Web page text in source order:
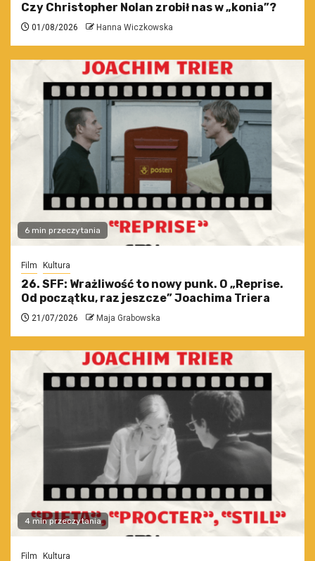
Czy Christopher Nolan zrobił nas w „konia”?
01/08/2026 Hanna Wiczkowska
6 min przeczytania
Film Kultura
26. SFF: Wrażliwość to nowy punk. O „Reprise.
Od początku, raz jeszcze” Joachima Triera
21/07/2026 Maja Grabowska
4 min przeczytania
Film Kultura